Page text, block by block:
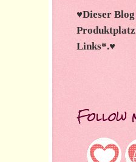
♥Dieser
Links*.♥
Follow